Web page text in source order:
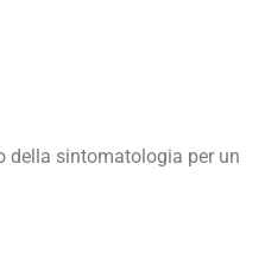
della sintomatologia per un